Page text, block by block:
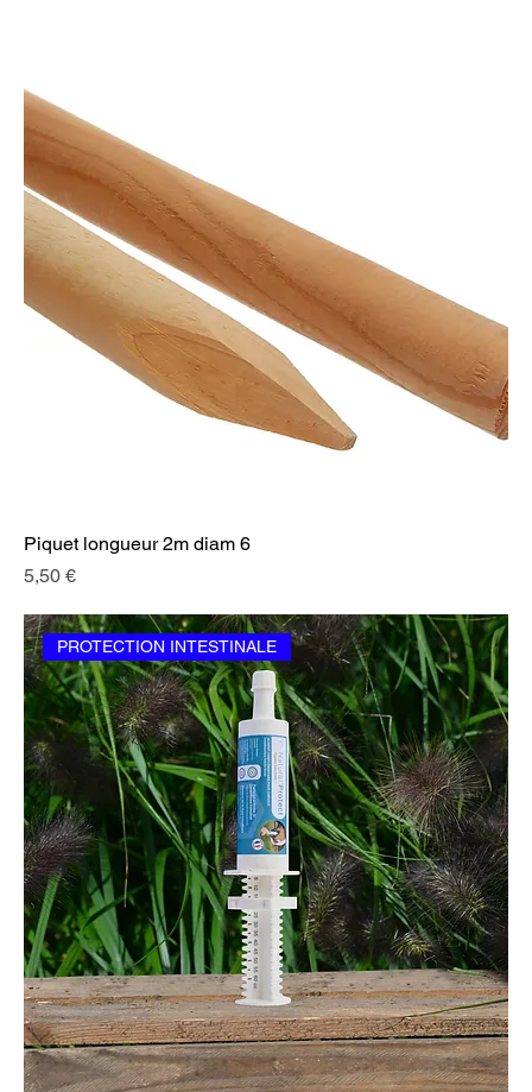
Piquet longueur 2m diam 6
Prix
5,50 €
PROTECTION INTESTINALE